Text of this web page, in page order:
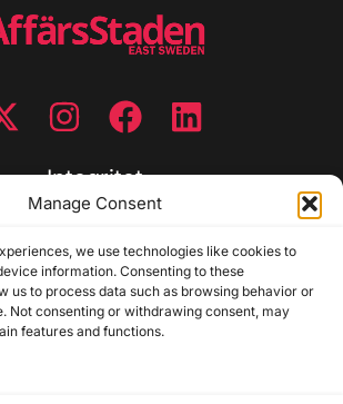
Manage Consent
we use technologies like cookies to
information. Consenting to these
us to process data such as browsing behavior or
Not consenting or withdrawing consent, may
features and functions.
Integritet
Cookiepolicy
Disclaimer
Redaktionell policy
Utgivarinformation